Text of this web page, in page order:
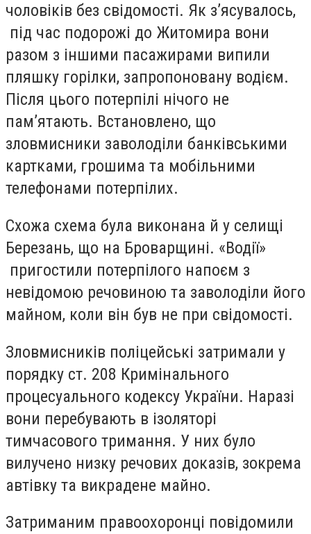
чоловіків без свідомості. Як з’ясувалось,
під час подорожі до Житомира вони
разом з іншими пасажирами випили
пляшку горілки, запропоновану водієм.
Після цього потерпілі нічого не
пам’ятають. Встановлено, що
зловмисники заволоділи банківськими
картками, грошима та мобільними
телефонами потерпілих.
Схожа схема була виконана й у селищі
Березань, що на Броварщині. «Водії»
пригостили потерпілого напоєм з
невідомою речовиною та заволоділи його
майном, коли він був не при свідомості.
Зловмисників поліцейські затримали у
порядку ст. 208 Кримінального
процесуального кодексу України. Наразі
вони перебувають в ізоляторі
тимчасового тримання. У них було
вилучено низку речових доказів, зокрема
автівку та викрадене майно.
Затриманим правоохоронці повідомили